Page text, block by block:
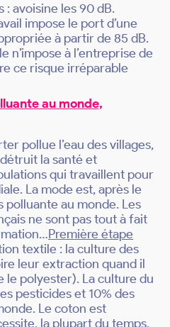
: avoisine les 90 dB.
impose le port d’une
à partir de 85 dB.
n’impose à l’entreprise de
ce risque irréparable
au monde,
pollue l’eau des villages,
la santé et
qui travaillent pour
La mode est, après le
polluante au monde. Les
ne sont pas tout à fait
Première étape
textile : la culture des
leur extraction quand il
le polyester). La culture du
pesticides et 10% des
Le coton est
la plupart du temps,